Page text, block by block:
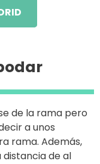
de la rama pero
a unos
rama. Además,
distancia de al